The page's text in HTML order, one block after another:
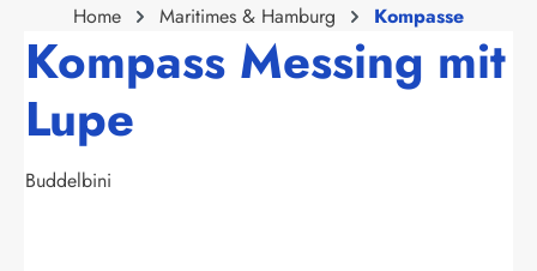
Home Maritimes & Hamburg Kompasse
Kompass Messing mit
Lupe
Buddelbini